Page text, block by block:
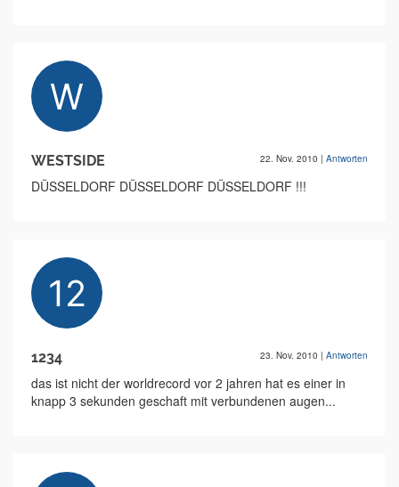
WESTSIDE 22. Nov. 2010 | Antworten
DÜSSELDORF DÜSSELDORF DÜSSELDORF !!!
1234 23. Nov. 2010 | Antworten
das ist nicht der worldrecord vor 2 jahren hat es einer in
knapp 3 sekunden geschaft mit verbundenen augen...